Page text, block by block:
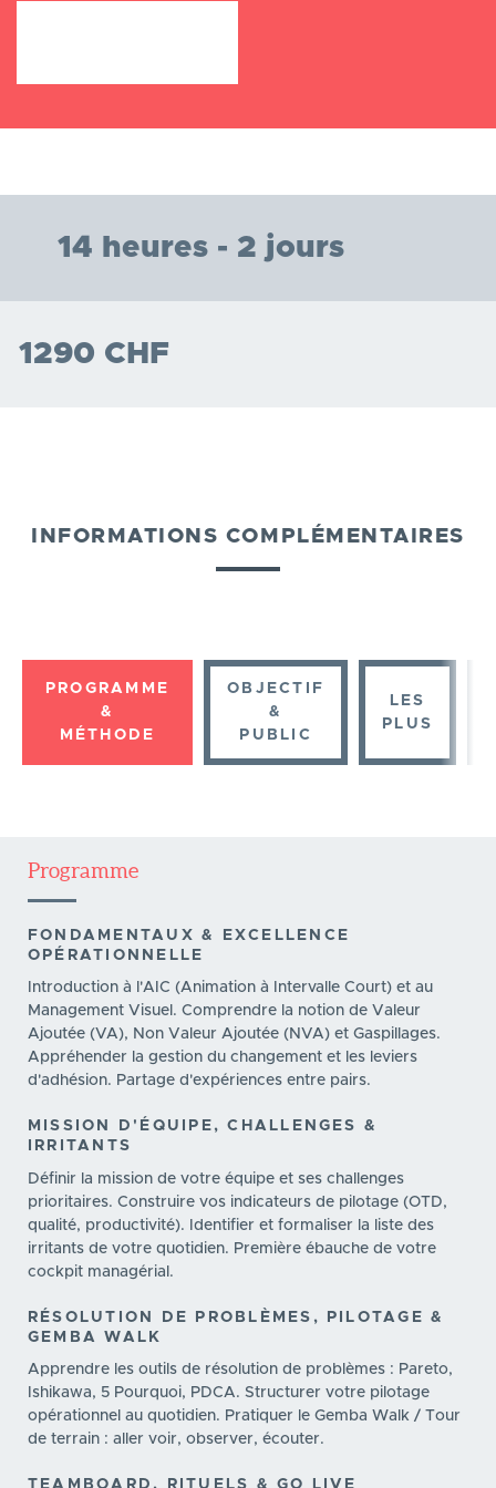
14 heures - 2 jours
1290 CHF
INFORMATIONS COMPLÉMENTAIRES
PROGRAMME
&
MÉTHODE
OBJECTIF
&
PUBLIC
LES
PLUS
Programme
FONDAMENTAUX & EXCELLENCE
OPÉRATIONNELLE
Introduction à l'AIC (Animation à Intervalle Court) et au
Management Visuel. Comprendre la notion de Valeur
Ajoutée (VA), Non Valeur Ajoutée (NVA) et Gaspillages.
Appréhender la gestion du changement et les leviers
d'adhésion. Partage d'expériences entre pairs.
MISSION D'ÉQUIPE, CHALLENGES &
IRRITANTS
Définir la mission de votre équipe et ses challenges
prioritaires. Construire vos indicateurs de pilotage (OTD,
qualité, productivité). Identifier et formaliser la liste des
irritants de votre quotidien. Première ébauche de votre
cockpit managérial.
RÉSOLUTION DE PROBLÈMES, PILOTAGE &
GEMBA WALK
Apprendre les outils de résolution de problèmes : Pareto,
Ishikawa, 5 Pourquoi, PDCA. Structurer votre pilotage
opérationnel au quotidien. Pratiquer le Gemba Walk / Tour
de terrain : aller voir, observer, écouter.